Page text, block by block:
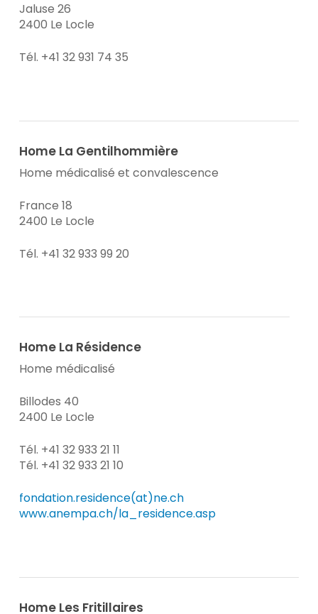
Jaluse 26
2400 Le Locle
Tél. +41 32 931 74 35
Home La Gentilhommière
Home médicalisé et convalescence
France 18
2400 Le Locle
Tél. +41 32 933 99 20
Home La Résidence
Home médicalisé
Billodes 40
2400 Le Locle
Tél. +41 32 933 21 11
Tél. +41 32 933 21 10
fondation.residence(at)ne.ch
www.anempa.ch/la_residence.asp
Home Les Fritillaires